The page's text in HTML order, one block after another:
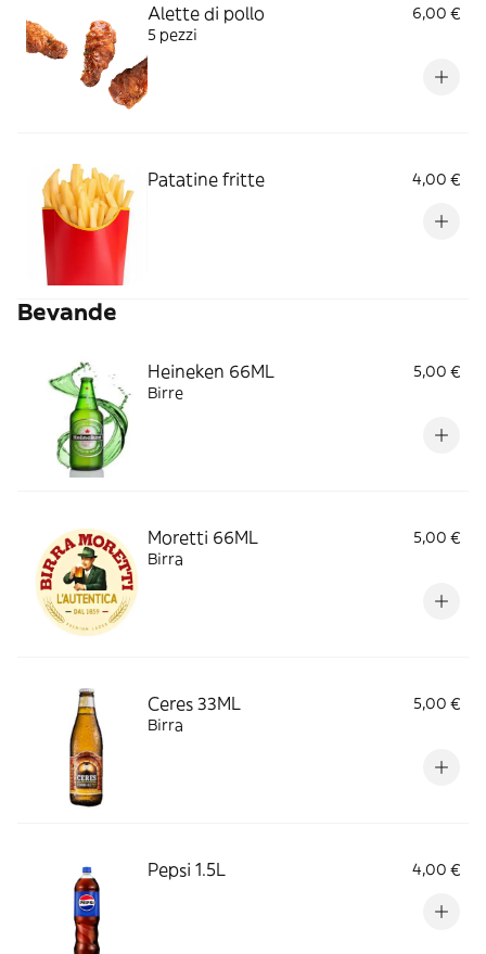
Alette di pollo
6,00 €
5 pezzi
Patatine fritte 4,00 €
Bevande
Heineken 66ML
5,00 €
Birre
Moretti 66ML
5,00 €
Birra
Ceres 33ML
5,00 €
Birra
Pepsi 1.5L 4,00 €